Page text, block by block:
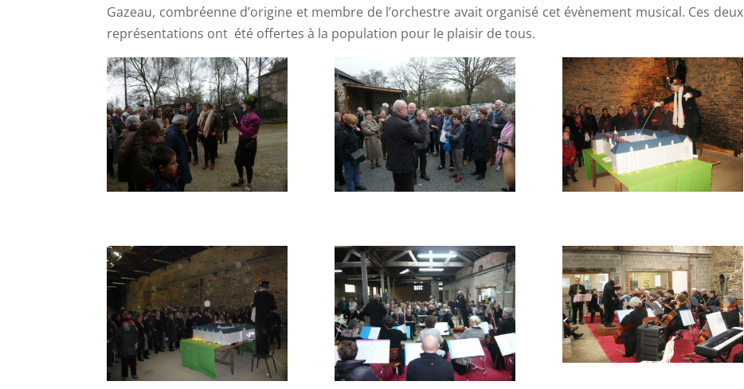
Gazeau, combréenne d’origine et membre de l’orchestre avait organisé cet évènement musical. Ces deux
représentations ont été offertes à la population pour le plaisir de tous.